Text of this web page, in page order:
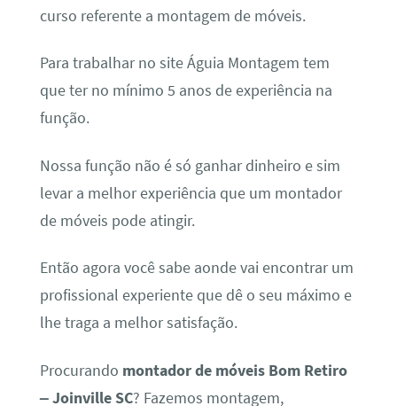
curso referente a montagem de móveis.
Para trabalhar no site Águia Montagem tem
que ter no mínimo 5 anos de experiência na
função.
Nossa função não é só ganhar dinheiro e sim
levar a melhor experiência que um montador
de móveis pode atingir.
Então agora você sabe aonde vai encontrar um
profissional experiente que dê o seu máximo e
lhe traga a melhor satisfação.
Procurando montador de móveis Bom Retiro
– Joinville SC? Fazemos montagem,